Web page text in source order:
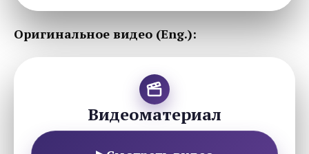
Оригинальное видео (Eng.):
Видеоматериал